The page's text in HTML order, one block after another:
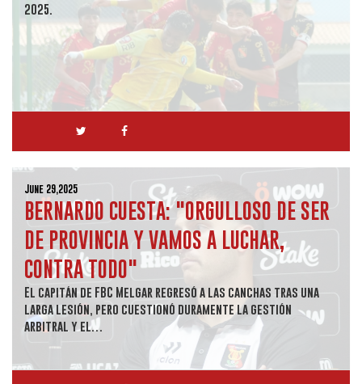
2025.
June 29,2025
BERNARDO CUESTA: "ORGULLOSO DE SER
DE PROVINCIA Y VAMOS A LUCHAR,
CONTRA TODO"
El capitán de FBC Melgar regresó a las canchas tras una
larga lesión, pero cuestionó duramente la gestión
arbitral y el…